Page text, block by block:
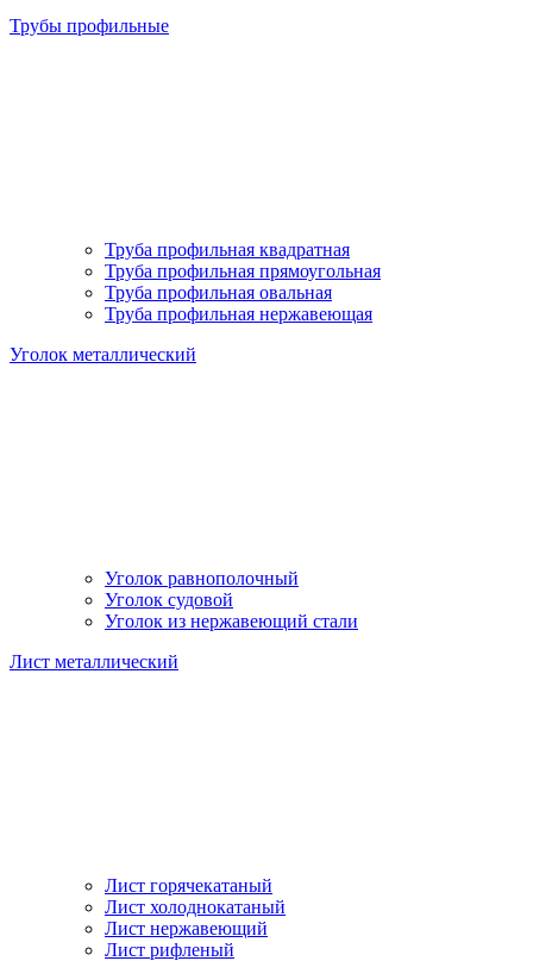
Трубы профильные
Труба профильная квадратная
Труба профильная прямоугольная
Труба профильная овальная
Труба профильная нержавеющая
Уголок металлический
Уголок равнополочный
Уголок судовой
Уголок из нержавеющий стали
Лист металлический
Лист горячекатаный
Лист холоднокатаный
Лист нержавеющий
Лист рифленый